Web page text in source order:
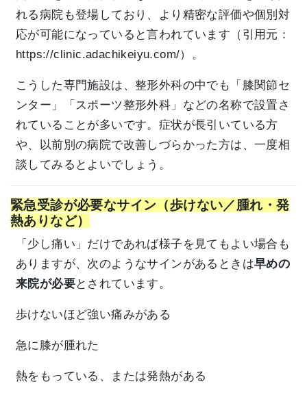
れる病院も登場しており、より精密な評価や個別対
応が可能になっていると言われています（引用元：
https://clinic.adachikeiyu.com/）。
こうした専門施設は、整形外科の中でも「膝関節セ
ンター」「スポーツ整形外科」などの名称で設置さ
れていることが多いです。症状が長引いている方
や、以前別の病院で改善しづらかった方は、一度相
談してみるとよいでしょう。
緊急受診が必要なサイン（歩けない／腫れ・発
熱ありなど）
「少し痛い」だけであれば様子を見てもよい場合も
ありますが、次のようなサインがあるときは早めの
来院が必要とされています。
歩けないほど強い痛みがある
急に膝が腫れた
熱をもっている、または発熱がある